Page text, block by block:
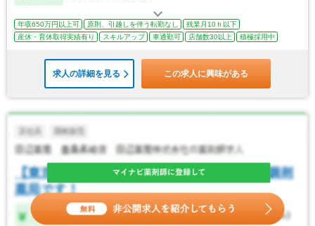
年収650万円以上可 原則、引越しを伴う転勤なし
残業月10ｈ以下
産休・育休取得実績有り
スキルアップ 車通勤可 店舗数30以上 積極採用中
求人の詳細を見る この求人に興味がある